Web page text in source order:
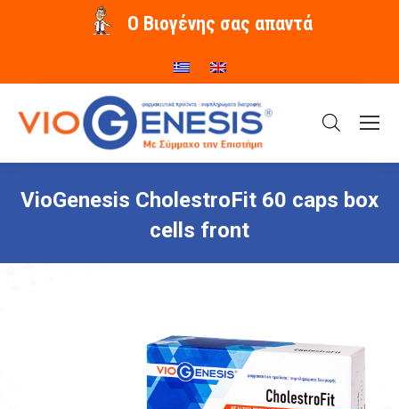
O Βιογένης σας απαντά
VioGenesis CholestroFit 60 caps box
cells front